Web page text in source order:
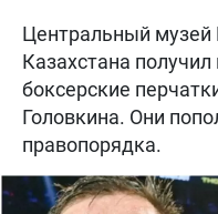
Центральный музей
Казахстана
боксерские
Головкина. Они
правопорядка.